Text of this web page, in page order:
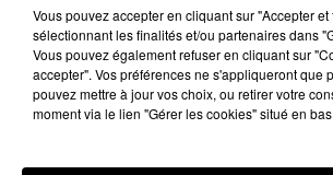
30 avril 2025 - 4 min 54 sec
L'AGENDA DU TARN ET
30/04/2025 À 06H45
L'agenda du Tarn et Garonne
Vous pouvez accepter en cliquant sur "Accepter
sélectionnant les finalités et/ou partenaires dans
Vous pouvez également refuser en cliquant sur
accepter". Vos préférences ne s'appliqueront que
pouvez mettre à jour vos choix, ou retirer votre
moment via le lien "Gérer les cookies" situé en